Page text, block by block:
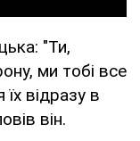
"Ти,
ми тобі все
відразу в
він.